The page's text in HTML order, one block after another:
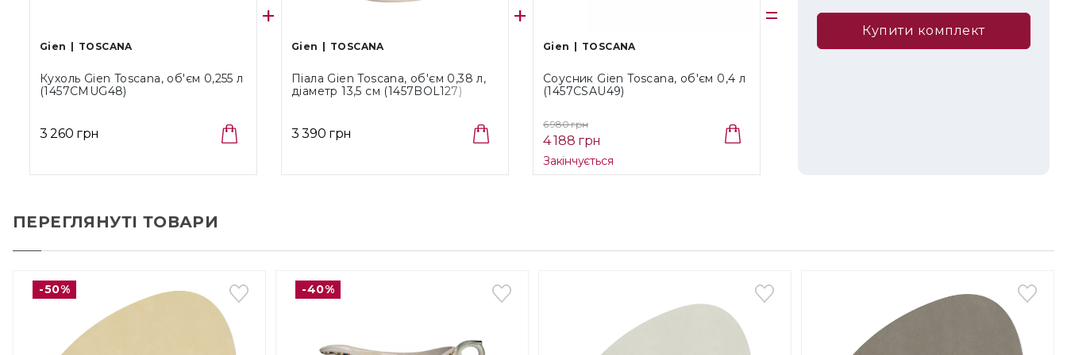
Gien TOSCANA
Кухоль Gien Toscana, об'єм 0,255 л
(1457CMUG48)
3 260 грн
Gien TOSCANA
Піала Gien Toscana, об'єм 0,38 л,
діаметр 13,5 см (1457BOL127)
3 390 грн
Gien TOSCANA
Соусник Gien Toscana, об'єм 0,4 л
(1457CSAU49)
6 980 грн
4 188 грн
Закінчується
Купити комплект
ПЕРЕГЛЯНУТІ ТОВАРИ
-50% -40%